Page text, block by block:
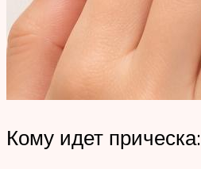
Кому идет прическа: